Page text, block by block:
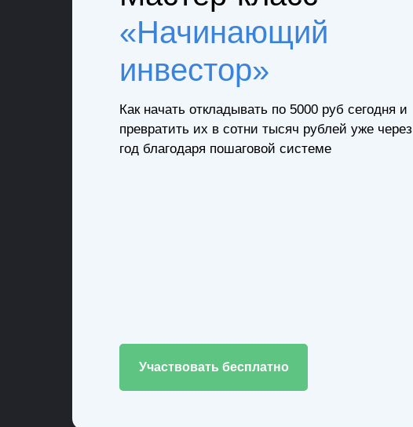
«Начинающий
инвестор»
Как начать откладывать по 5000 руб сегодня и
превратить их в сотни тысяч рублей уже через
год благодаря пошаговой системе
Участвовать бесплатно